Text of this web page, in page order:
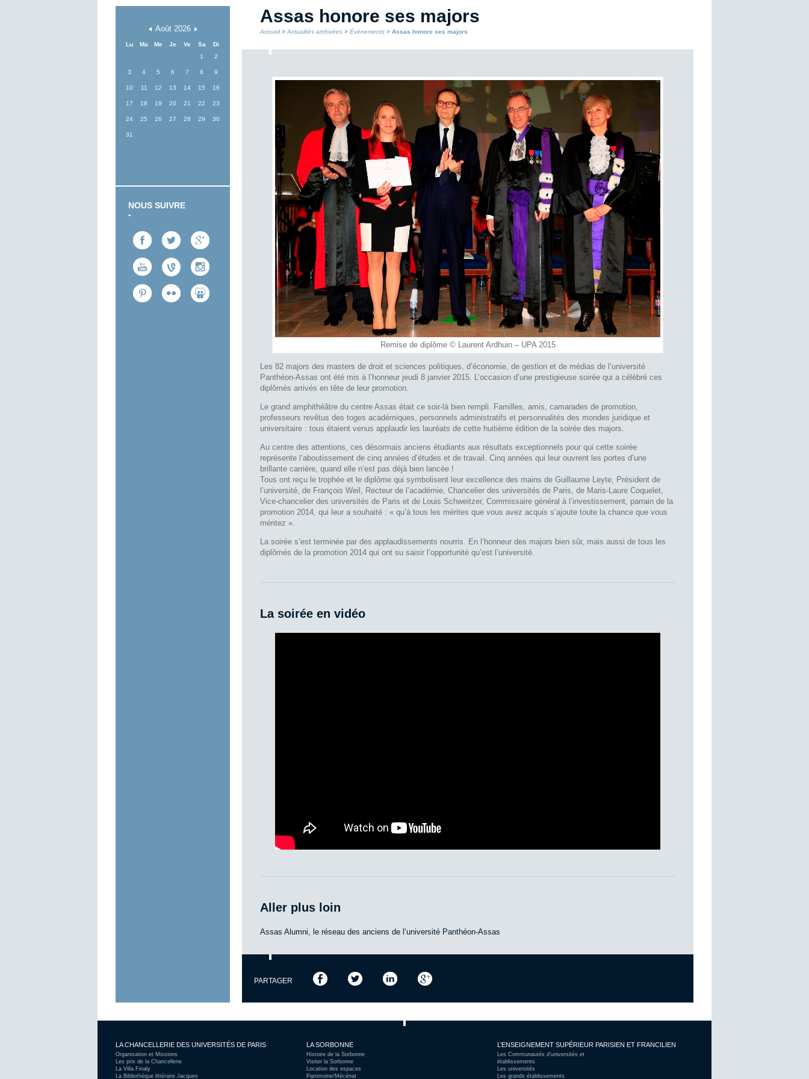
Août 2026
Lu Ma Me Je Ve Sa
Di
1
2
3 4 5 6 7 8 9
10 11 12 13 14 15 16
17 18 19 20 21 22 23
24 25 26 27 28 29 30
31
NOUS SUIVRE
Assas honore ses majors
Accueil> Actualités archivées > Évènements > Assas honore ses majors
Remise de diplôme © Laurent Ardhuin – UPA 2015
Les 82 majors des masters de droit et sciences politiques, d’économie, de gestion et de médias de l’université
Panthéon-Assas ont été mis à l’honneur jeudi 8 janvier 2015. L’occasion d’une prestigieuse soirée qui a célèbré ces
diplômés arrivés en tête de leur promotion.
Le grand amphithéâtre du centre Assas était ce soir-là bien rempli. Familles, amis, camarades de promotion,
professeurs revêtus des toges académiques, personnels administratifs et personnalités des mondes juridique et
universitaire : tous étaient venus applaudir les lauréats de cette huitième édition de la soirée des majors.
Au centre des attentions, ces désormais anciens étudiants aux résultats exceptionnels pour qui cette soirée
représente l’aboutissement de cinq années d’études et de travail. Cinq années qui leur ouvrent les portes d’une
brillante carrière, quand elle n’est pas déjà bien lancée !
Tous ont reçu le trophée et le diplôme qui symbolisent leur excellence des mains de Guillaume Leyte, Président de
l’université, de François Weil, Recteur de l’académie, Chancelier des universités de Paris, de Maris-Laure Coquelet,
Vice-chancelier des universités de Paris et de Louis Schweitzer, Commissaire général à l’investissement, parrain de la
promotion 2014, qui leur a souhaité : « qu’à tous les mérites que vous avez acquis s’ajoute toute la chance que vous
méritez ».
La soirée s’est terminée par des applaudissements nourris. En l’honneur des majors bien sûr, mais aussi de tous les
diplômés de la promotion 2014 qui ont su saisir l’opportunité qu’est l’université.
La soirée en vidéo
Aller plus loin
Assas Alumni, le réseau des anciens de l’université Panthéon-Assas
PARTAGER
LA CHANCELLERIE DES UNIVERSITÉS DE PARIS
Organisation et Missions
Les prix de la Chancellerie
La Villa Finaly
La Bibliothèque littéraire Jacques
LA SORBONNE
Histoire de la Sorbonne
Visiter la Sorbonne
Location des espaces
Patrimoine/Mécénat
L’ENSEIGNEMENT SUPÉRIEUR PARISIEN ET FRANCILIEN
Les Communautés d’universités et
établissements
Les universités
Les grands établissements